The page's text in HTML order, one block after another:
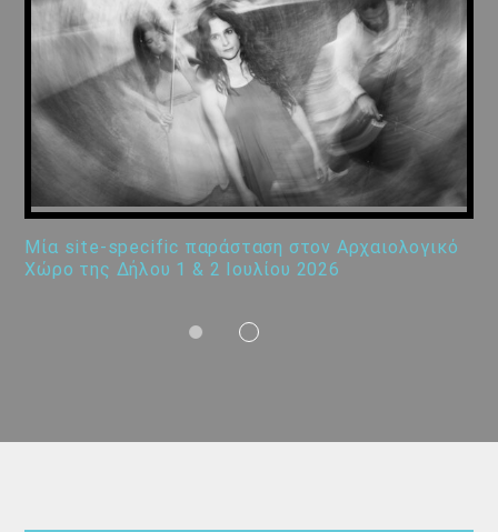
Μία site-specific παράσταση στον Αρχαιολογικό
Χώρο της Δήλου 1 & 2 Ιουλίου 2026